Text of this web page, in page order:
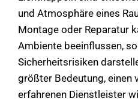
und Atmosphäre eines
Montage oder Reparatur
Ambiente beeinflussen,
Sicherheitsrisiken
größter Bedeutung, einen
erfahrenen Dienstleister